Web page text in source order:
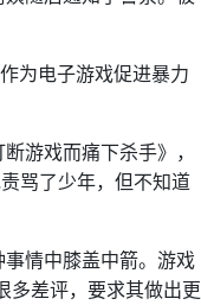
为电子游戏促进暴力
游戏而痛下杀手》，
骂了少年，但不知道
情中膝盖中箭。游戏
多差评，要求其做出更